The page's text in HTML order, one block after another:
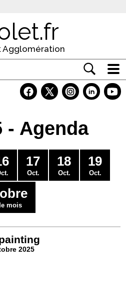
Agglomération
- Agenda
17
Oct.
18
Oct.
19
Oct.
mois
2025